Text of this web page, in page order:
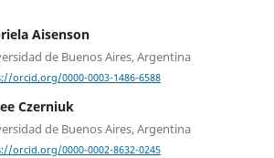
Aisenson
de Buenos Aires, Argentina
orcid.org/0000-0003-1486-6588
Czerniuk
de Buenos Aires, Argentina
orcid.org/0000-0002-8632-0245